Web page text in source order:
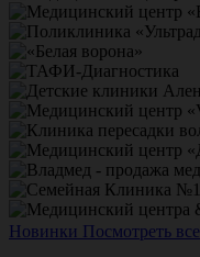
Новинки Посмотреть все